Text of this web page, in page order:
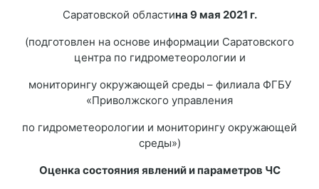
Саратовской областина 9 мая 2021 г.
(подготовлен на основе информации Саратовского
центра по гидрометеорологии и
мониторингу окружающей среды – филиала ФГБУ
«Приволжского управления
по гидрометеорологии и мониторингу окружающей
среды»)
Оценка состояния явлений и параметров ЧС